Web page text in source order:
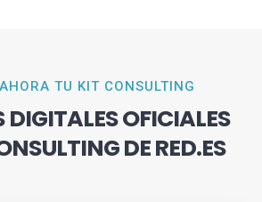
TU KIT CONSULTING
DIGITALES OFICIALES
DE RED.ES